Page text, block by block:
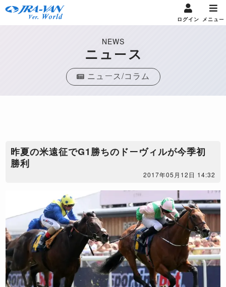
ログイン メニュー
NEWS
ニュース
ニュース/コラム
昨夏の米遠征でG1勝ちのドーヴィルが今季初
勝利
2017年05月12日 14:32